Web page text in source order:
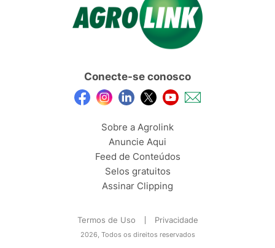
Conecte-se conosco
Sobre a Agrolink
Anuncie Aqui
Feed de Conteúdos
Selos gratuitos
Assinar Clipping
Termos de Uso Privacidade
2026, Todos os direitos reservados